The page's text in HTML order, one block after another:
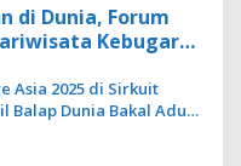
di Dunia, Forum
Kebugaran
Asia 2025 di Sirkuit
Balap Dunia Bakal Adu